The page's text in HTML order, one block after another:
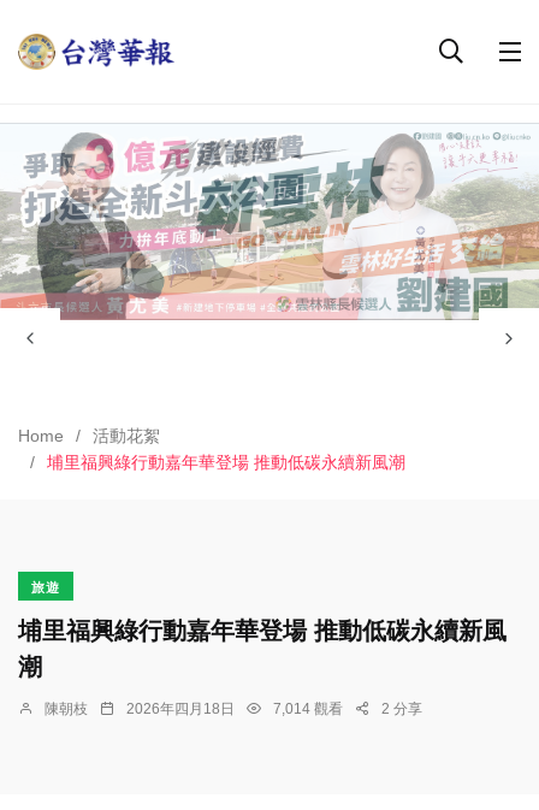
Home
活動花絮
埔里福興綠行動嘉年華登場 推動低碳永續新風潮
旅遊
埔里福興綠行動嘉年華登場 推動低碳永續新風
潮
陳朝枝 2026年四月18日 7,014 觀看 2 分享